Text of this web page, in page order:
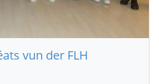
vun der FLH